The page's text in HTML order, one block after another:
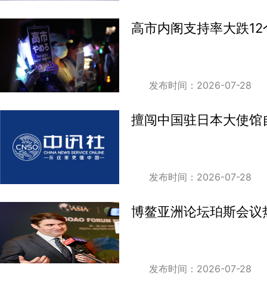
高市内阁支持率大跌
发布时间：2026-07-28
擅闯中国驻日本大使
发布时间：2026-07-28
博鳌亚洲论坛珀斯会
发布时间：2026-07-28